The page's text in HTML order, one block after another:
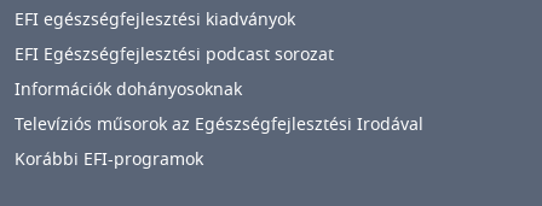
EFI egészségfejlesztési kiadványok
EFI Egészségfejlesztési podcast sorozat
Információk dohányosoknak
Televíziós műsorok az Egészségfejlesztési Irodával
Korábbi EFI-programok